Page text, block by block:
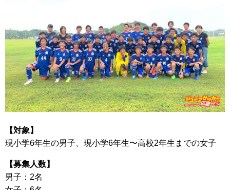
【対象】
現小学6年生の男子、現小学6年生〜高校2年生までの女子
【募集人数】
男子：2名